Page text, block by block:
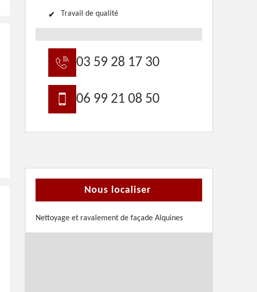
Travail de qualité
03 59 28 17 30
06 99 21 08 50
Nous localiser
Nettoyage et ravalement de façade Alquines